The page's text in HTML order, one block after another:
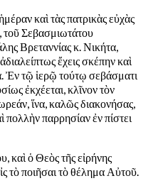
καὶ τὰς πατρικὰς εὐχὰς
τοῦ Σεβασμιωτάτου
Βρεταννίας κ. Νικήτα,
ἔχεις σκέπην καὶ
Ἐν τῷ ἱερῷ τούτῳ σεβάσματι
ἐκχέεται, κλῖνον τὸν
ἵνα, καλῶς διακονήσας,
παρρησίαν ἐν πίστει
καὶ ὁ Θεὸς τῆς εἰρήνης
τὸ ποιῆσαι τὸ θέλημα Αὐτοῦ.